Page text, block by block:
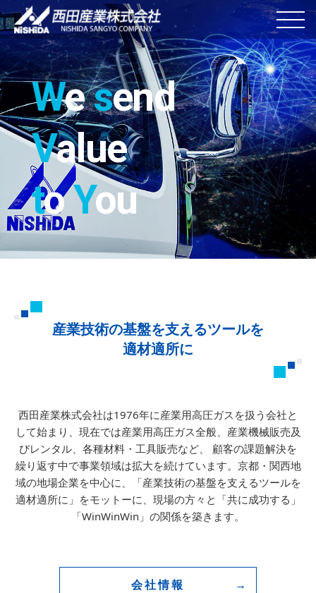
Wesend
Value
toYou
産業技術の基盤を支えるツールを
適材適所に
西田産業株式会社は1976年に産業用高圧ガスを扱う会社と
して始まり、 現在では産業用高圧ガス全般、産業機械販売及
びレンタル、各種材料・工具販売など、 顧客の課題解決を
繰り返す中で事業領域は拡大を続けています。 京都・関西地
域の地場企業を中心に、「産業技術の基盤を支えるツールを
適材適所に」をモットーに、 現場の方々と「共に成功する」
「WinWinWin」の関係を築きます。
会社情報